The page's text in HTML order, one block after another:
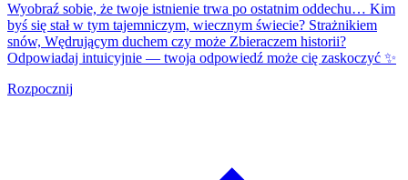
Wyobraź sobie, że twoje istnienie trwa po ostatnim oddechu… Kim
byś się stał w tym tajemniczym, wiecznym świecie? Strażnikiem
snów, Wędrującym duchem czy może Zbieraczem historii?
Odpowiadaj intuicyjnie — twoja odpowiedź może cię zaskoczyć ✨
Rozpocznij